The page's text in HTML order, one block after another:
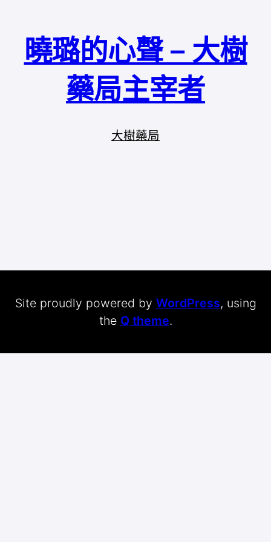
曉璐的心聲 – 大樹
藥局主宰者
大樹藥局
Site proudly powered by WordPress, using
the Q theme.